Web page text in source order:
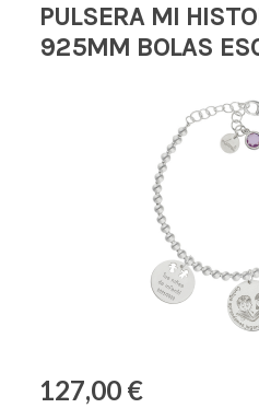
PULSERA MI
925MM BOLAS
127,00 €